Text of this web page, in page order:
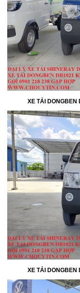
XE TẢI DONGBEN
XE TẢI DONGBEN